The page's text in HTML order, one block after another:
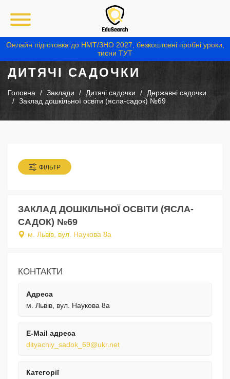
Онлайн підготовка до НМТ/ЗНО 2027, безкоштовні пробні уроки,
тисни ТУТ
ДИТЯЧІ САДОЧКИ
Головна Заклади Дитячі садочки
Державні садочки
Заклад дошкільної освіти (ясла-садок) №69
ФІЛЬТР
ЗАКЛАД ДОШКІЛЬНОЇ ОСВІТИ (ЯСЛА-
САДОК) №69
м. Львів, вул. Наукова 8а
КОНТАКТИ
Адреса
м. Львів, вул. Наукова 8а
E-Mail адреса
dityachiy_sadok_69@ukr.net
Категорії